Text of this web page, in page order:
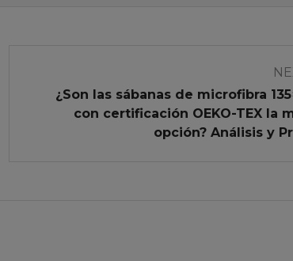
¿Son las sábanas de microfibra
con certificación OEKO-TEX la
opción? Análisis y